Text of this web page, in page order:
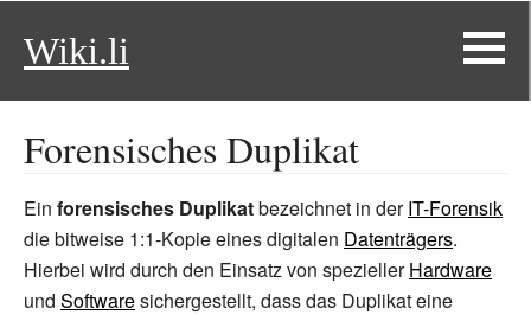
Wiki.li
Forensisches Duplikat
Ein forensisches Duplikatbezeichnet in derIT-Forensik
die bitweise 1:1-Kopie eines digitalen Datenträgers.
Hierbei wird durch den Einsatz von speziellerHardware
und Softwaresichergestellt, dass das Duplikat eine